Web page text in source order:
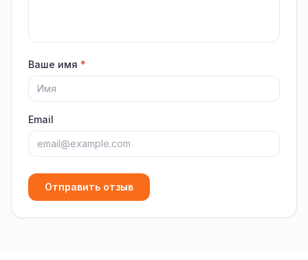
Ваше имя *
Email
Отправить отзыв